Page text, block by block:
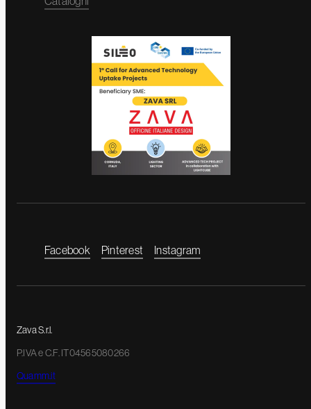
Facebook Pinterest Instagram
Zava S.r.l.
P.IVA e C.F. IT04565080266
Quamm.it